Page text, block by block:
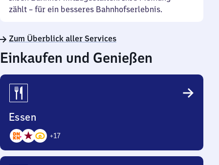
zählt – für ein besseres Bahnhofserlebnis.
Zum Überblick aller Services
Einkaufen und Genießen
Essen
+17
20